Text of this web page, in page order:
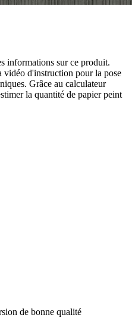
informations sur ce produit.
vidéo d'instruction pour la pose
Grâce au calculateur
la quantité de papier peint
de bonne qualité